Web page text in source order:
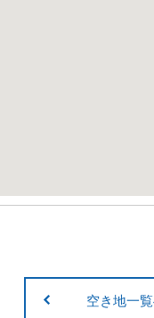
空き地一